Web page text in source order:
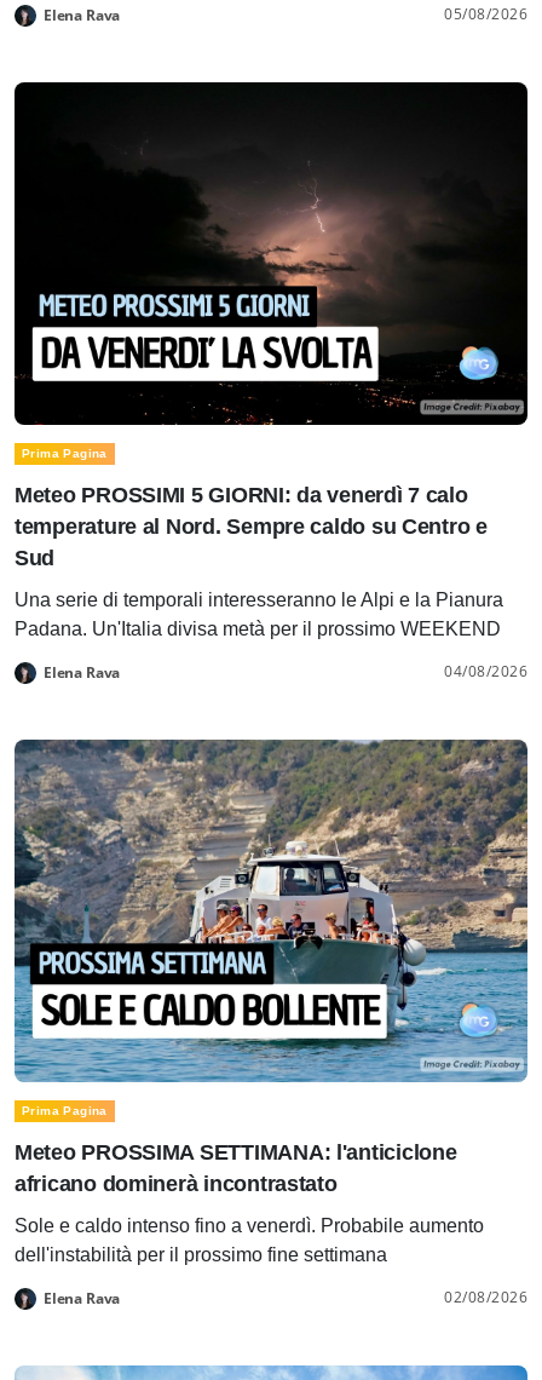
Elena Rava 05/08/2026
Prima Pagina
Meteo PROSSIMI 5 GIORNI: da venerdì 7 calo
temperature al Nord. Sempre caldo su Centro e
Sud
Una serie di temporali interesseranno le Alpi e la Pianura
Padana. Un'Italia divisa metà per il prossimo WEEKEND
Elena Rava 04/08/2026
Prima Pagina
Meteo PROSSIMA SETTIMANA: l'anticiclone
africano dominerà incontrastato
Sole e caldo intenso fino a venerdì. Probabile aumento
dell'instabilità per il prossimo fine settimana
Elena Rava 02/08/2026